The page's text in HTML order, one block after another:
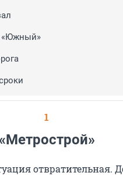
«Южный»
1
«Метрострой»
отвратительная.